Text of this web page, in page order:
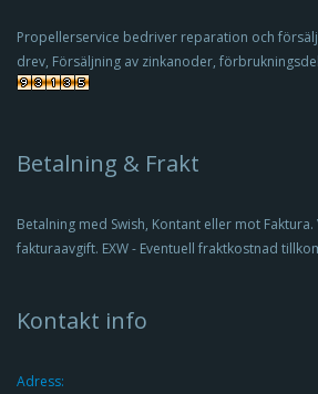
Propellerservice bedriver reparation och
drev, Försäljning av zinkanoder,
Betalning & Frakt
Betalning med Swish, Kontant eller mot
fakturaavgift. EXW - Eventuell fraktkostnad
Kontakt info
Adress: